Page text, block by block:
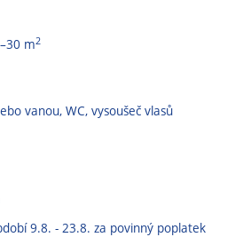
–⁠⁠⁠⁠⁠⁠30 m2
vanou, WC, vysoušeč vlasů
9.8. - 23.8. za povinný poplatek